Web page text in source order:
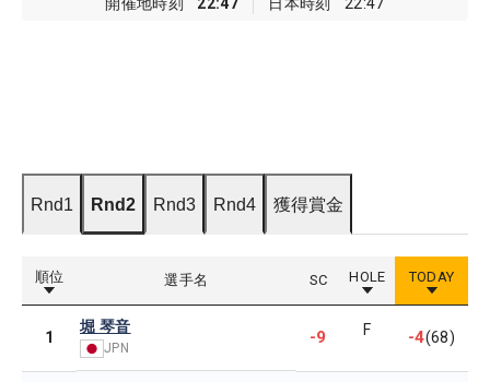
開催地時刻 22:47 日本時刻 22:47
Rnd1 Rnd2 Rnd3 Rnd4 獲得賞金
順位 選手名 SC HOLE TODAY
1
堀 琴音
JPN
-9 F -4(68)